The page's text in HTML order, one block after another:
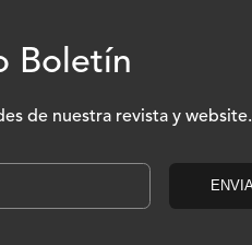
Boletín
de nuestra revista y website.